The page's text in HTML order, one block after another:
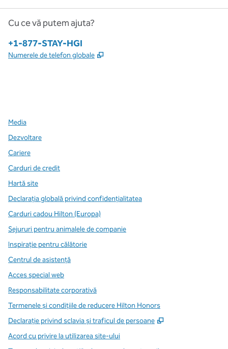
Cu ce vă putem ajuta?
Telefon:
+1-877-STAY-HGI
Numerele de telefon globale ,
Media
Dezvoltare
Cariere
Carduri de credit
Hartă site
Declarația globală privind confidenţialitatea
Carduri cadou Hilton (Europa)
Sejururi pentru animalele de companie
Inspirație pentru călătorie
Centrul de asistență
Acces special web
Responsabilitate corporativă
Termenele și condițiile de reducere Hilton Honors
Declarație privind sclavia și traficul de persoane
,
Acord cu privire la utilizarea site-ului